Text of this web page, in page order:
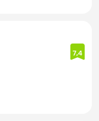
7,4